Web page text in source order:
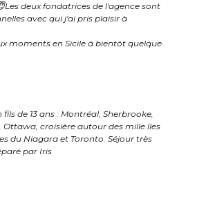
deux fondatrices de l'agence sont
avec qui j'ai pris plaisir à
moments en Sicile à bientôt quelque
de 13 ans : Montréal, Sherbrooke,
Ottawa, croisière autour des mille îles
du Niagara et Toronto. Séjour très
par Iris